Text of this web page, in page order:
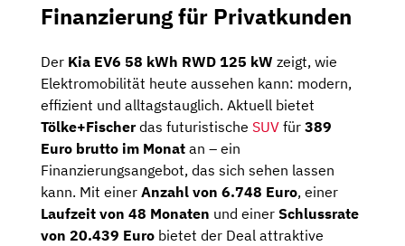
Finanzierung für Privatkunden
Der Kia EV6 58 kWh RWD 125 kW zeigt, wie
Elektromobilität heute aussehen kann: modern,
effizient und alltagstauglich. Aktuell bietet
Tölke+Fischerdas futuristische SUV für 389
Euro brutto im Monat an – ein
Finanzierungsangebot, das sich sehen lassen
kann. Mit einer Anzahl von 6.748 Euro, einer
Laufzeit von 48 Monaten und einer Schlussrate
von 20.439 Euro bietet der Deal attraktive